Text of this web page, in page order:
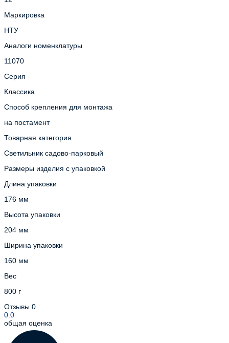
Маркировка
НТУ
Аналоги номенклатуры
11070
Серия
Классика
Способ крепления для монтажа
на постамент
Товарная категория
Светильник садово-парковый
Размеры изделия с упаковкой
Длина упаковки
176 мм
Высота упаковки
204 мм
Ширина упаковки
160 мм
Вес
800 г
Отзывы 0
0.0
общая оценка